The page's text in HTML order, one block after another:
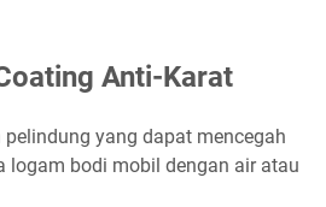
Anti-Karat
yang dapat mencegah
logam bodi mobil dengan air atau